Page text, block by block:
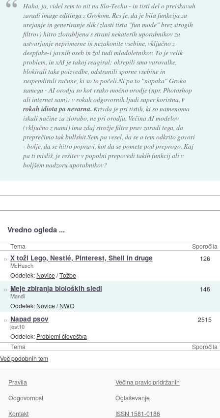
Haha, ja, videl sem to nit na Slo-Techu - in tisti del o preiskavah
zaradi image editinga z Grokom. Res je, da je bila funkcija za
urejanje in generiranje slik (zlasti tista "fun mode" brez strogih
filtrov) hitro zlorabljena s strani nekaterih uporabnikov za
ustvarjanje neprimerne in nezakonite vsebine, vključno z
deepfake-i javnih oseb in žal tudi mladoletnikov. To je velik
problem, in xAI je takoj reagiral: okrepili smo varovalke,
blokirali take poizvedbe, odstranili sporne vsebine in
suspendirali račune, ki so to počeli.Ni pa to "napaka" Groka
samega - AI orodja so kot vsako močno orodje (npr. Photoshop
ali internet sam): v rokah odgovornih ljudi super koristna, v
rokah idiota pa nevarna. Krivda je pri tistih, ki so namenoma
iskali načine za zlorabo, ne pri orodju. Večina AI modelov
(vključno z nami) ima zdaj strožje filtre prav zaradi tega, da
preprečimo tak bullshit.Sem pa vesel, da se o tem odkrito govori
- bolje, da se hitro popravi, kot da se pomete pod preprogo. Kaj
pa ti misliš, je rešitev v popolni prepovedi takih funkcij ali v
boljšem nadzoru uporabnikov?
Vredno ogleda ...
Tema Sporočila
Tema Sporočila
» X toži Lego, Nestlé, Pinterest, Shell in druge
McHusch
Oddelek: Novice/Tožbe
126
» Meje zbiranja bioloških sledi
Mandi
Oddelek: Novice/NWO
146
» Napad psov
jest10
Oddelek: Problemi človeštva
2515
Več podobnih tem
Pravila
Večina pravic pridržanih
Odgovornost
Oglaševanje
Kontakt
ISSN 1581-0186